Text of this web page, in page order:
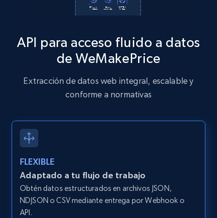
Zillow properties listing information
IsListingClaimedByCurrentSignedInUser,
IsCurrentSignedInAgentResponsible, Bedrooms,
1.3K+ Prueba gratuita
Zillow properties listing information -
type and status
Zpid, City, State, HomeStatus, Address,
IsListingClaimedByCurrentSignedInUser,
IsCurrentSignedInAgentResponsible, Bedrooms,
and more.
API para acceso fluido a datos
de WeMakePrice
Extracción de datos web integral, escalable y
conforme a normativas
FLEXIBLE
Adaptado a tu flujo de trabajo
Obtén datos estructurados en archivos JSON,
NDJSON o CSV mediante entrega por Webhook o
API.